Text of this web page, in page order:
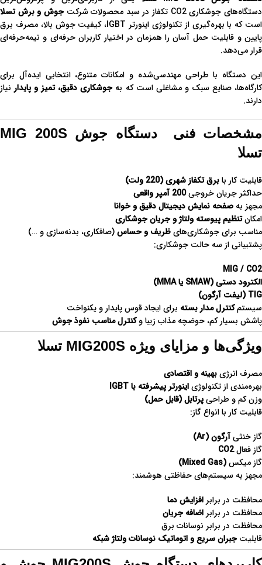
دستگاه‌های جوشکاری CO2 تکفاز در سبد محصولات شرکت
جوش و برش تسلا
است که با بهره‌گیری از تکنولوژی اینورتر IGBT، کیفیت جوش بالا، مصرف برق
پایین و قابلیت حمل آسان را همزمان در اختیار کاربران حرفه‌ای و نیمه‌حرفه‌ای
قرار می‌دهد.
این دستگاه با طراحی مهندسی‌شده و امکانات متنوع، انتخابی ایده‌آل برای
کارگاه‌ها، صنایع سبک و مشاغلی است که بهجوشکاری دقیق، تمیز و پایدار نیاز
دارند.
مشخصات فنی دستگاه جوش MIG 200S
تسلا
قابلیت کار بابرق تکفاز شهری (220 ولت)
حداکثر جریان خروجی200 آمپر واقعی
مجهز به صفحه نمایش دیجیتال دقیق و خوانا
امکانتنظیم پیوسته ولتاژ و جریان جوشکاری
مناسب برای جوشکاری‌هایظریف و حساس(صافکاری، بدنه‌سازی و …)
پشتیبانی از سه حالت جوشکاری:
MIG / CO2
الکترود دستی (SMAW یا MMA)
TIG (لیفت آرگون)
سیستمکنترل مدار بسته برای ایجاد قوس پایدار و یکنواخت
پاشش بسیار کم، حوضچه مذاب زیبا وکنترل مناسب نفوذ جوش
ویژگی‌ها و مزایای ویژه MIG200S تسلا
مصرف انرژیبهینه و اقتصادی
بهره‌مندی از تکنولوژیاینورتر پیشرفته با IGBT
وزن کم و طراحیپرتابل (قابل حمل)
قابلیت کار با انواع گاز:
گاز خنثیآرگون (Ar)
گاز فعالCO2
گاز میکس(Mixed Gas)
مجهز به سیستم‌های حفاظتی هوشمند:
محافظت در برابر افزایش دما
محافظت در برابر اضافه جریان
محافظت در برابر نوسانات برق
قابلیتجبران سریع و اتوماتیک نوسانات ولتاژ شبکه